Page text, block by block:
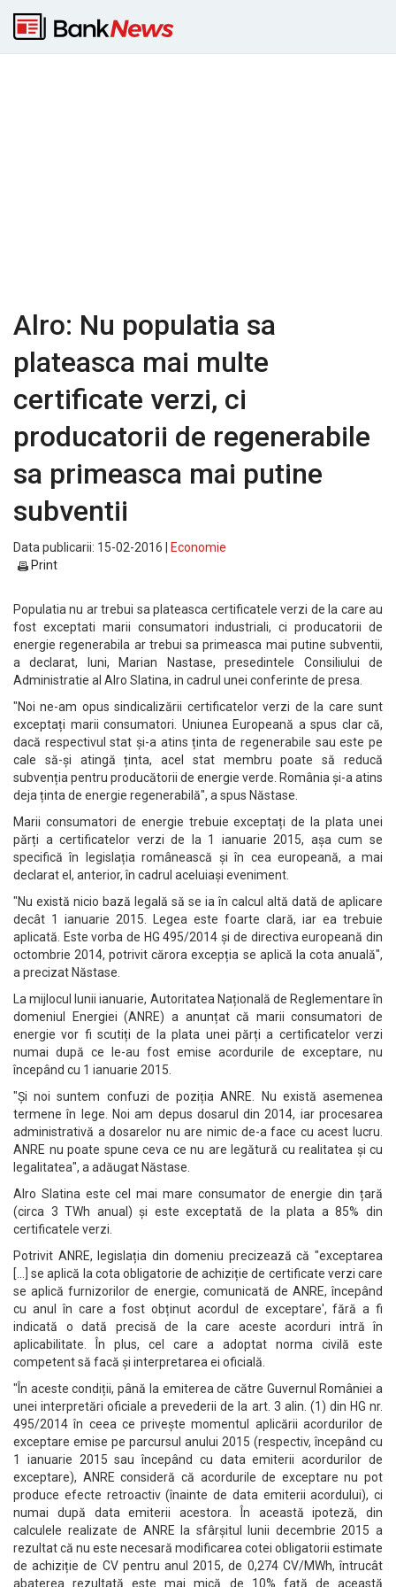
Alro: Nu populatia sa
plateasca mai multe
certificate verzi, ci
producatorii de regenerabile
sa primeasca mai putine
subventii
Data publicarii: 15-02-2016 |
Economie
Print
Populatia nu ar trebui sa plateasca certificatele verzi de la care au
fost exceptati marii consumatori industriali, ci producatorii de
energie regenerabila ar trebui sa primeasca mai putine subventii,
a declarat, luni, Marian Nastase, presedintele Consiliului de
Administratie al Alro Slatina, in cadrul unei conferinte de presa.
"Noi ne-am opus sindicalizării certificatelor verzi de la care sunt
exceptați marii consumatori. Uniunea Europeană a spus clar că,
dacă respectivul stat și-a atins ținta de regenerabile sau este pe
cale să-și atingă ținta, acel stat membru poate să reducă
subvenția pentru producătorii de energie verde. România și-a atins
deja ținta de energie regenerabilă", a spus Năstase.
Marii consumatori de energie trebuie exceptați de la plata unei
părți a certificatelor verzi de la 1 ianuarie 2015, așa cum se
specifică în legislația românească și în cea europeană, a mai
declarat el, anterior, în cadrul aceluiași eveniment.
"Nu există nicio bază legală să se ia în calcul altă dată de aplicare
decât 1 ianuarie 2015. Legea este foarte clară, iar ea trebuie
aplicată. Este vorba de HG 495/2014 și de directiva europeană din
octombrie 2014, potrivit cărora excepția se aplică la cota anuală",
a precizat Năstase.
La mijlocul lunii ianuarie, Autoritatea Națională de Reglementare în
domeniul Energiei (ANRE) a anunțat că marii consumatori de
energie vor fi scutiți de la plata unei părți a certificatelor verzi
numai după ce le-au fost emise acordurile de exceptare, nu
începând cu 1 ianuarie 2015.
"Și noi suntem confuzi de poziția ANRE. Nu există asemenea
termene în lege. Noi am depus dosarul din 2014, iar procesarea
administrativă a dosarelor nu are nimic de-a face cu acest lucru.
ANRE nu poate spune ceva ce nu are legătură cu realitatea și cu
legalitatea", a adăugat Năstase.
Alro Slatina este cel mai mare consumator de energie din țară
(circa 3 TWh anual) și este exceptată de la plata a 85% din
certificatele verzi.
Potrivit ANRE, legislația din domeniu precizează că "exceptarea
[...] se aplică la cota obligatorie de achiziție de certificate verzi care
se aplică furnizorilor de energie, comunicată de ANRE, începând
cu anul în care a fost obținut acordul de exceptare', fără a fi
indicată o dată precisă de la care aceste acorduri intră în
aplicabilitate. În plus, cel care a adoptat norma civilă este
competent să facă și interpretarea ei oficială.
"În aceste condiții, până la emiterea de către Guvernul României a
unei interpretări oficiale a prevederii de la art. 3 alin. (1) din HG nr.
495/2014 în ceea ce privește momentul aplicării acordurilor de
exceptare emise pe parcursul anului 2015 (respectiv, începând cu
1 ianuarie 2015 sau începând cu data emiterii acordurilor de
exceptare), ANRE consideră că acordurile de exceptare nu pot
produce efecte retroactiv (înainte de data emiterii acordului), ci
numai după data emiterii acestora. În această ipoteză, din
calculele realizate de ANRE la sfârșitul lunii decembrie 2015 a
rezultat că nu este necesară modificarea cotei obligatorii estimate
de achiziție de CV pentru anul 2015, de 0,274 CV/MWh, întrucât
abaterea rezultată este mai mică de 10% față de această